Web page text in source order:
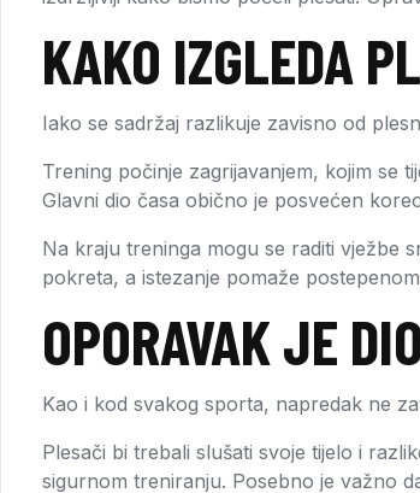
KAKO IZGLEDA
Iako se sadržaj razlikuje zavisno od
Trening počinje zagrijavanjem, kojim se
Glavni dio časa obično je posvećen
Na kraju treninga mogu se raditi vježbe
pokreta, a istezanje pomaže
OPORAVAK JE
Kao i kod svakog sporta, napredak ne
Plesači bi trebali slušati svoje tijelo i
sigurnom treniranju. Posebno je važno